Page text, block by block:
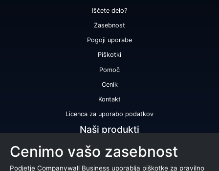
Iščete delo?
Zasebnost
Pogoji uporabe
Piškotki
Pomoč
Cenik
Kontakt
Licenca za uporabo podatkov
Naši produkti
Bonitetna ocena
Bonitetno poročilo
Cenimo vašo zasebnost
Podjetje Companywall Business uporablja piškotke za pravilno